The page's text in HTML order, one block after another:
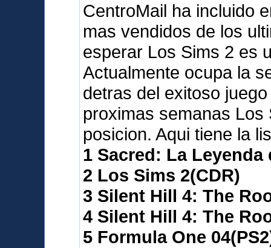
CentroMail ha incluido
mas vendidos de los
esperar Los Sims 2 es
Actualmente ocupa la
detras del exitoso
proximas semanas
posicion. Aqui tiene la
1 Sacred: La Leyenda
2 Los Sims 2(CDR)
3 Silent Hill 4: The
4 Silent Hill 4: The
5 Formula One